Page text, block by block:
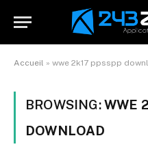
Accueil » wwe 2k17 ppsspp
BROWSING:WWE
DOWNLOAD